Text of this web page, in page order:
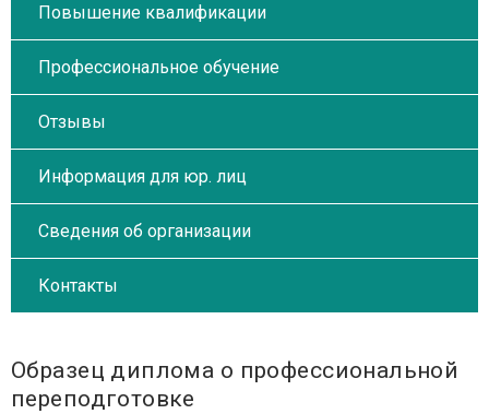
Повышение квалификации
Профессиональное обучение
Отзывы
Информация для юр. лиц
Сведения об организации
Контакты
Образец диплома о профессиональной
переподготовке